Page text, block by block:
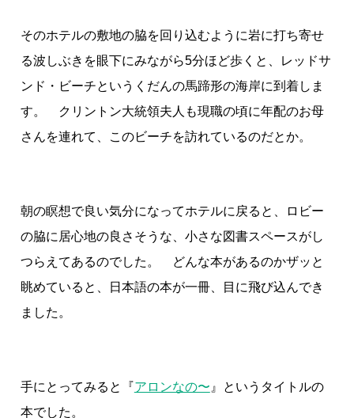
そのホテルの敷地の脇を回り込むように岩に打ち寄せ
る波しぶきを眼下にみながら5分ほど歩くと、レッドサ
ンド・ビーチというくだんの馬蹄形の海岸に到着しま
す。 クリントン大統領夫人も現職の頃に年配のお母
さんを連れて、このビーチを訪れているのだとか。
朝の瞑想で良い気分になってホテルに戻ると、ロビー
の脇に居心地の良さそうな、小さな図書スペースがし
つらえてあるのでした。 どんな本があるのかザッと
眺めていると、日本語の本が一冊、目に飛び込んでき
ました。
手にとってみると『アロンなの〜 』というタイトルの
本でした。